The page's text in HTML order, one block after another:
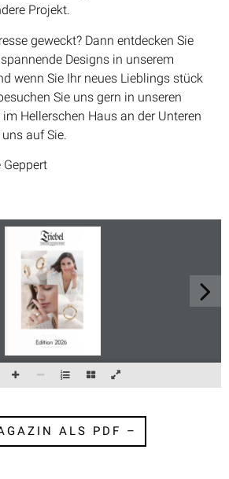
Projekt.
geweckt? Dann entdecken Sie
Designs in unserem
wenn Sie Ihr neues Lieblings stück
Sie uns gern in unseren
Hellerschen Haus an der Unteren
auf Sie.
ALS PDF –